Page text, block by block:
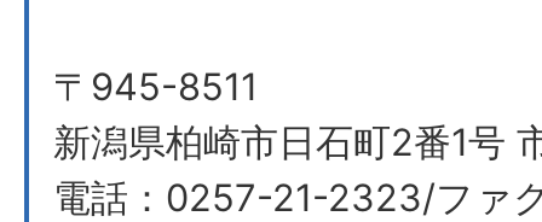
〒945-8511
新潟県柏崎市日石町2番1号
電話：0257-21-2323/ファ